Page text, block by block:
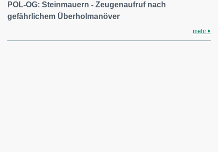
POL-OG: Steinmauern - Zeugenaufruf nach
gefährlichem Überholmanöver
mehr